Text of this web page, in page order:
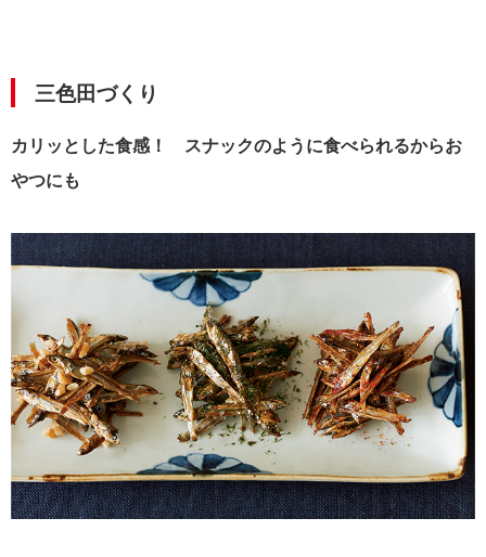
三色田づくり
カリッとした食感！
スナックのように食べられるからお
やつにも